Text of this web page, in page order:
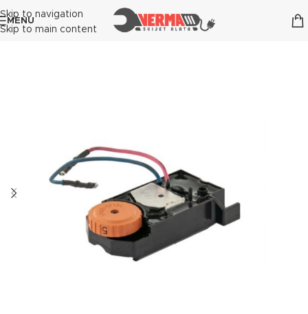
Skip to navigation
Skip to main content
MENU